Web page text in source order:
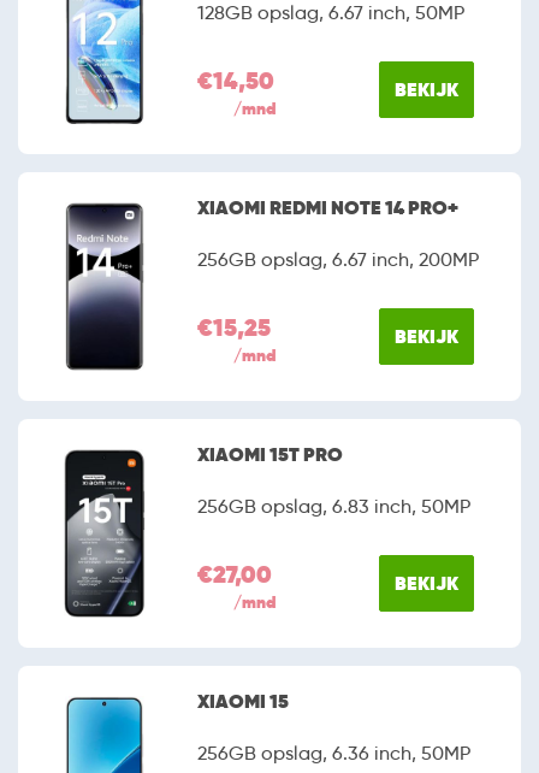
128GB opslag, 6.67 inch, 50MP
€14,50
/mnd
BEKIJK
XIAOMI REDMI NOTE 14 PRO+
256GB opslag, 6.67 inch, 200MP
€15,25
/mnd
BEKIJK
XIAOMI 15T PRO
256GB opslag, 6.83 inch, 50MP
€27,00
/mnd
BEKIJK
XIAOMI 15
256GB opslag, 6.36 inch, 50MP